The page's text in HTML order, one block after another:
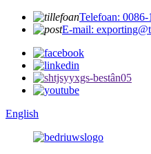
Telefoan:
E-mail:
English